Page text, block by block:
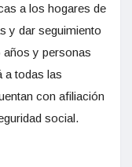
a los hogares de
y dar seguimiento
años y personas
a todas las
con afiliación
social.